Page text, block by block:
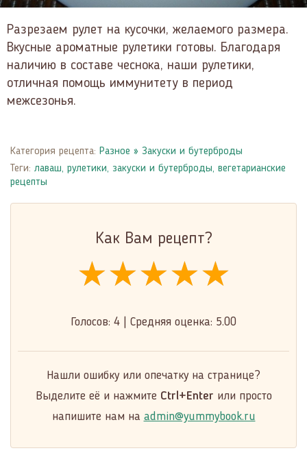
Разрезаем рулет на кусочки, желаемого размера.
Вкусные ароматные рулетики готовы. Благодаря
наличию в составе чеснока, наши рулетики,
отличная помощь иммунитету в период
межсезонья.
Категория рецепта: Разное » Закуски и бутерброды
Теги: лаваш, рулетики, закуски и бутерброды, вегетарианские
рецепты
Как Вам рецепт?
★★★★★
★★★★★
★★★★★
Голосов: 4 Средняя оценка: 5.00
Нашли ошибку или опечатку на странице?
Выделите её и нажмите Ctrl+Enter или просто
напишите нам на admin@yummybook.ru